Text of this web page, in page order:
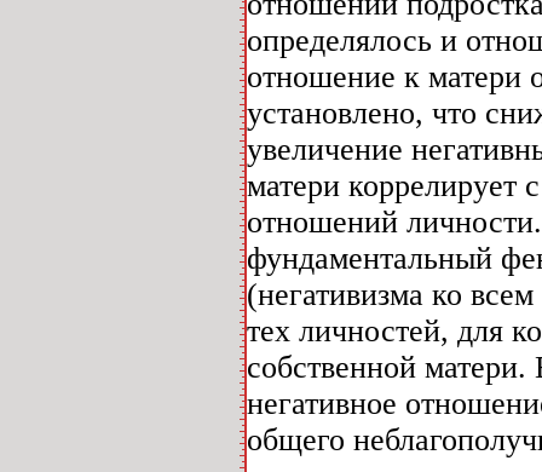
определялось и
отношение к матери
установлено, что
увеличение
матери коррелирует
отношений
фундаментальный
(негативизма ко
тех личностей, для
собственной
негативное
общего